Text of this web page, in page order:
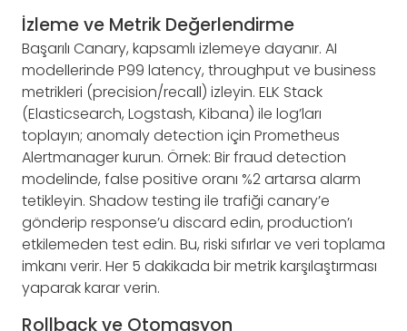
İzleme ve Metrik Değerlendirme
Başarılı Canary, kapsamlı izlemeye dayanır. AI
modellerinde P99 latency, throughput ve business
metrikleri (precision/recall) izleyin. ELK Stack
(Elasticsearch, Logstash, Kibana) ile log’ları
toplayın; anomaly detection için Prometheus
Alertmanager kurun. Örnek: Bir fraud detection
modelinde, false positive oranı %2 artarsa alarm
tetikleyin. Shadow testing ile trafiği canary’e
gönderip response’u discard edin, production’ı
etkilemeden test edin. Bu, riski sıfırlar ve veri toplama
imkanı verir. Her 5 dakikada bir metrik karşılaştırması
yaparak karar verin.
Rollback ve Otomasyon